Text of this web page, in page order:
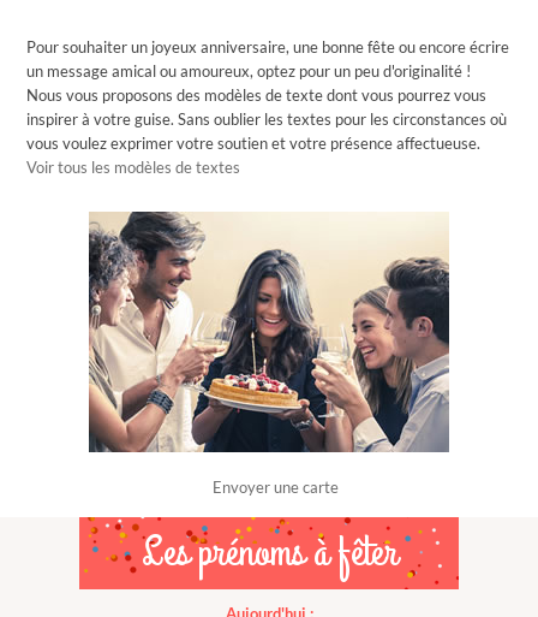
Pour souhaiter un joyeux anniversaire, une bonne fête ou encore écrire
un message amical ou amoureux, optez pour un peu d'originalité !
Nous vous proposons des modèles de texte dont vous pourrez vous
inspirer à votre guise. Sans oublier les textes pour les circonstances où
vous voulez exprimer votre soutien et votre présence affectueuse.
Voir tous les modèles de textes
Envoyer une carte
Les prénoms à fêter
Aujourd'hui :